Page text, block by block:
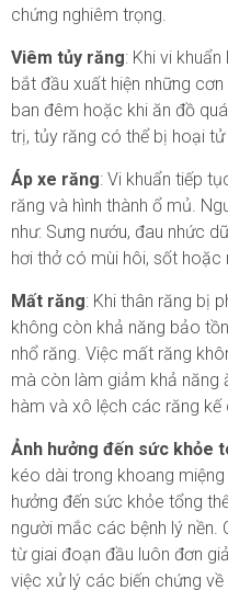
chứng nghiêm trọng.
Viêm tủy răng: Khi vi
bắt đầu xuất hiện những
ban đêm hoặc khi ăn đồ
trị, tủy răng có thể bị hoại
Áp xe răng: Vi khuẩn tiếp
răng và hình thành ổ mủ.
như: Sưng nướu, đau nhức
hơi thở có mùi hôi, sốt hoặc
Mất răng: Khi thân răng bị
không còn khả năng bảo
nhổ răng. Việc mất răng
mà còn làm giảm khả năng
hàm và xô lệch các răng kế
Ảnh hưởng đến sức khỏe
kéo dài trong khoang
hưởng đến sức khỏe tổng
người mắc các bệnh lý nền.
từ giai đoạn đầu luôn đơn
việc xử lý các biến chứng về